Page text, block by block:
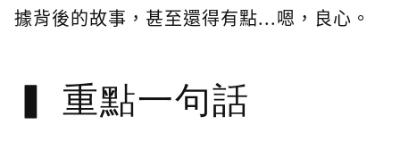
據背後的故事，甚至還得有點...嗯，良心。
重點一句話